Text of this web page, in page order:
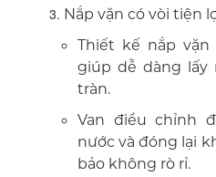
Nắp vặn có vòi tiện
Thiết kế nắp
giúp dễ dàng lấy
tràn.
Van điều chỉnh
nước và đóng lại
bảo không rò rỉ.